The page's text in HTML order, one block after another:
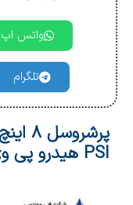
واتس اپ
تلگرام
PSI هیدرو پی وی HYDRO PV